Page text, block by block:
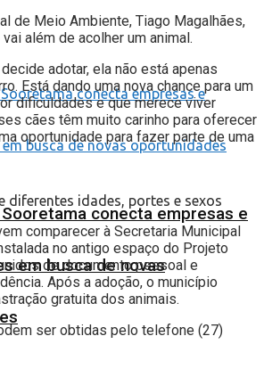
Sooretama conecta empresas e
em busca de novas
de Meio Ambiente, Tiago Magalhães,
além de acolher um animal.
adotar, ela não está apenas
Está dando uma nova chance para um
dificuldades e que merece viver
cães têm muito carinho para oferecer
oportunidade para fazer parte de uma
diferentes idades, portes e sexos
comparecer à Secretaria Municipal
no antigo espaço do Projeto
de documento pessoal e
Após a adoção, o município
gratuita dos animais.
ser obtidas pelo telefone (27)